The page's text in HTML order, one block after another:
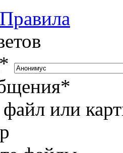
Правила
*
*
файл или